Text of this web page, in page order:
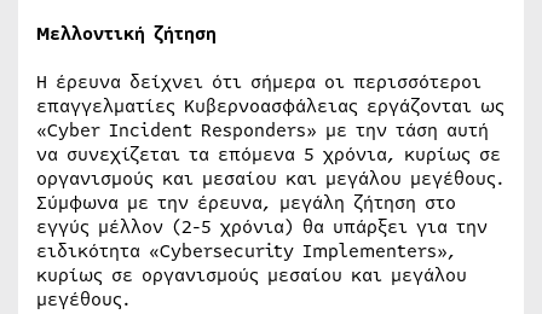
Μελλοντική ζήτηση
Η έρευνα δείχνει ότι σήμερα οι περισσότεροι
επαγγελματίες Κυβερνοασφάλειας εργάζονται ως
«Cyber Incident Responders» με την τάση αυτή
να συνεχίζεται τα επόμενα 5 χρόνια, κυρίως σε
οργανισμούς και μεσαίου και μεγάλου μεγέθους.
Σύμφωνα με την έρευνα, μεγάλη ζήτηση στο
εγγύς μέλλον (2-5 χρόνια) θα υπάρξει για την
ειδικότητα «Cybersecurity Implementers»,
κυρίως σε οργανισμούς μεσαίου και μεγάλου
μεγέθους.